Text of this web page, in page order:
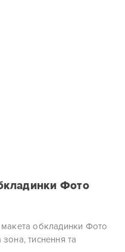
Фото
макета обкладинки Фото
тиснення та